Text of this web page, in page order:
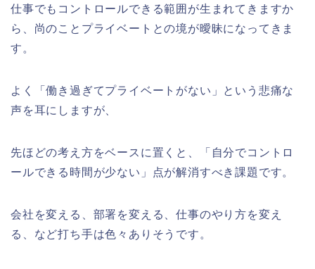
仕事でもコントロールできる範囲が生まれてきますか
ら、尚のことプライベートとの境が曖昧になってきま
す。
よく「働き過ぎてプライベートがない」という悲痛な
声を耳にしますが、
先ほどの考え方をベースに置くと、「自分でコントロ
ールできる時間が少ない」点が解消すべき課題です。
会社を変える、部署を変える、仕事のやり方を変え
る、など打ち手は色々ありそうです。